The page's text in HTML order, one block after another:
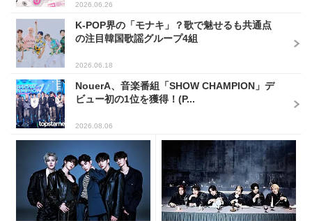
2026.06.26
K-POP界の「モナキ」？歌で魅せるも共通点
の注目韓国歌謡グループ4組
2026.06.18
NouerA、音楽番組「SHOW CHAMPION」デ
ビュー初の1位を獲得！(P...
2026.08.06